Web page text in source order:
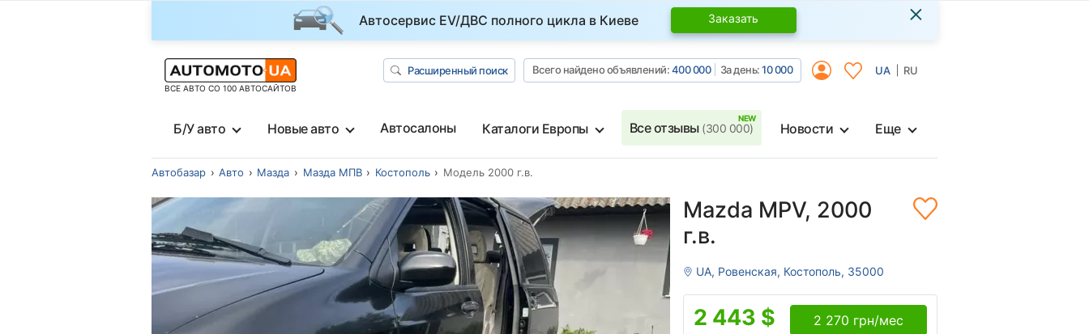
Автосервис EV/ДВС полного цикла в Киеве Заказать ×
ВСЕ АВТО СО 100 АВТОСАЙТОВ
Расширенный поиск Всего найдено объявлений:400 000 За день:10 000 UA RU
Б/У авто Новые авто Автосалоны Каталоги Европы Все отзывы (300 000) Новости Еще
Автобазар Авто Мазда Мазда МПВ Костополь Модель 2000 г.в.
Mazda MPV, 2000
г.в.
UA, Ровенская, Костополь, 35000
2 443 $ 2 270 грн/мес